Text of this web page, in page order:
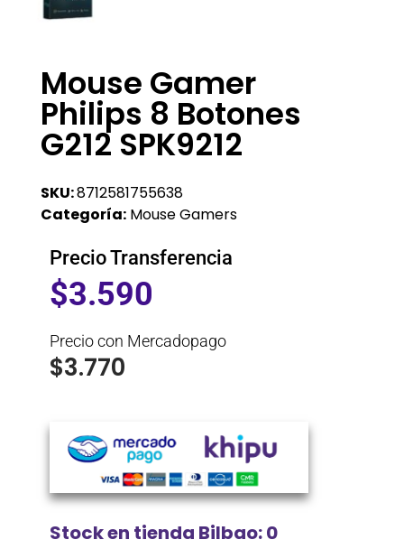
Mouse Gamer
Philips 8 Botones
G212 SPK9212
SKU:8712581755638
Categoría: Mouse Gamers
Precio Transferencia
$3.590
Precio con Mercadopago
$3.770
Stock en tienda Bilbao: 0